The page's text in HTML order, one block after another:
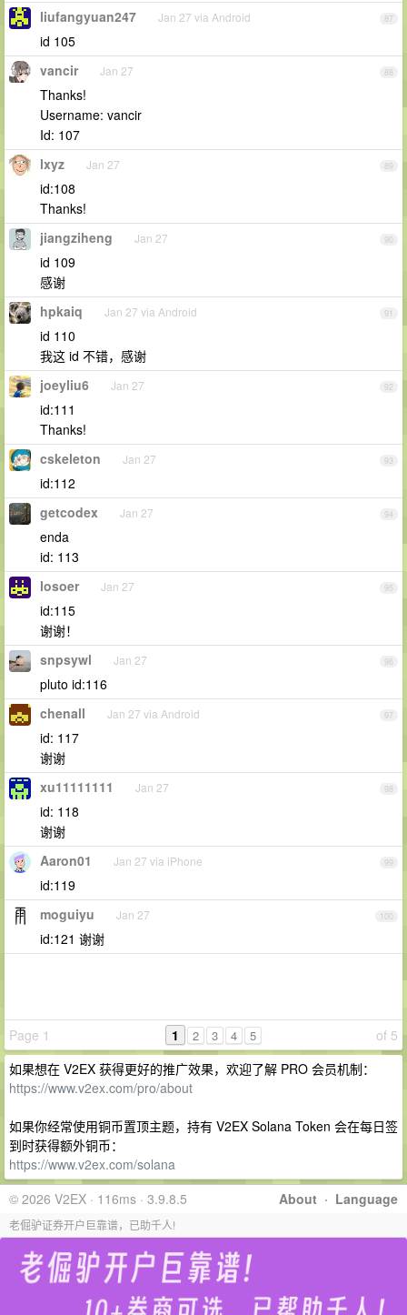
87
liufangyuan247 Jan 27 via Android
id 105
88
vancir Jan 27
Thanks!
Username: vancir
Id: 107
89
lxyz Jan 27
id:108
Thanks!
90
jiangziheng Jan 27
id 109
感谢
91
hpkaiq Jan 27 via Android
id 110
我这 id 不错，感谢
92
joeyliu6 Jan 27
id:111
Thanks!
93
cskeleton Jan 27
id:112
94
getcodex Jan 27
enda
id: 113
95
losoer Jan 27
id:115
谢谢！
96
snpsywl Jan 27
pluto id:116
97
chenall Jan 27 via Android
id: 117
谢谢
98
xu11111111 Jan 27
id: 118
谢谢
99
Aaron01 Jan 27 via iPhone
id:119
100
moguiyu Jan 27
id:121 谢谢
Page 1 of 5
1 2 3 4 5
如果想在 V2EX 获得更好的推广效果，欢迎了解 PRO 会员机制：
https://www.v2ex.com/pro/about
如果你经常使用铜币置顶主题，持有 V2EX Solana Token 会在每日签
到时获得额外铜币：
https://www.v2ex.com/solana
About · Language
© 2026 V2EX · 116ms · 3.9.8.5
老倔驴证券开户巨靠谱，已助千人!